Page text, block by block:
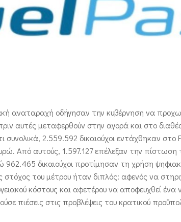
αναταραχή οδήγησαν την κυβέρνηση να
αυτές μεταφερθούν στην αγορά και στο
συνολικά, 2.559.592 δικαιούχοι εντάχθηκαν
Από αυτούς, 1.597.127 επέλεξαν την πίστωση
δικαιούχοι προτίμησαν τη χρήση
του μέτρου ήταν διπλός: αφενός να
κόστους και αφετέρου να αποφευχθεί ένα
πιέσεις στις προβλέψεις του κρατικού